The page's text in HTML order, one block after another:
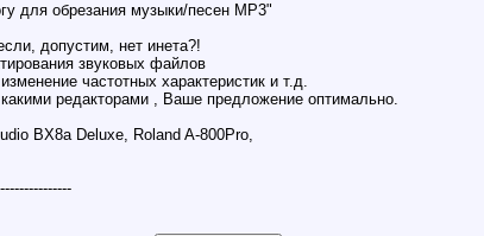
для обрезания музыки/песен MP3"
допустим, нет инета?!
звуковых файлов
частотных характеристик и т.д.
редакторами , Ваше предложение оптимально.
BX8a Deluxe, Roland A-800Pro,